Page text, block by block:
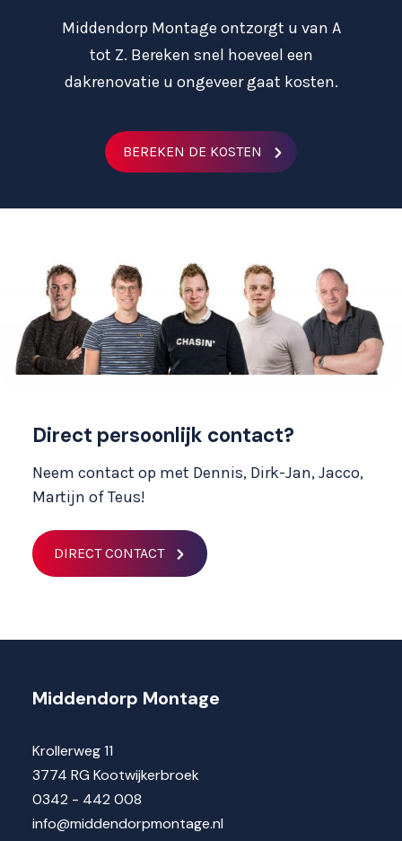
Middendorp Montage ontzorgt u van A
tot Z. Bereken snel hoeveel een
dakrenovatie u ongeveer gaat kosten.
BEREKEN DE KOSTEN
Direct persoonlijk contact?
Neem contact op met Dennis, Dirk-Jan, Jacco,
Martijn of Teus!
DIRECT CONTACT
Middendorp Montage
Krollerweg 11
3774 RG Kootwijkerbroek
0342 - 442 008
info@middendorpmontage.nl